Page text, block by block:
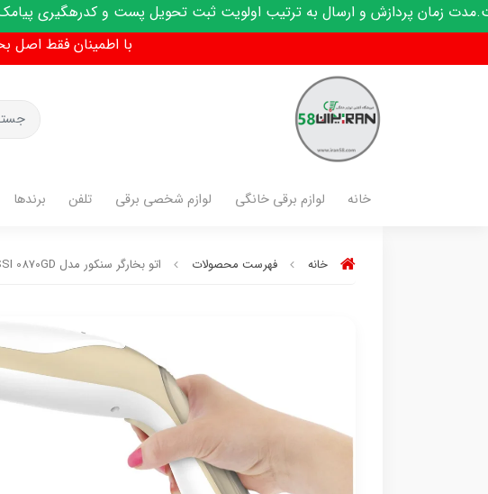
و ارسال به ترتیب اولویت ثبت تحویل پست و کدرهگیری پیامک میشود
با اطمینان فقط اصل بخرید ...
خانه لوازم برقی خانگی لوازم شخصی برقی تلفن برندها
خانه فهرست محصولات اتو بخارگر سنکور مدل SSI 0870GD